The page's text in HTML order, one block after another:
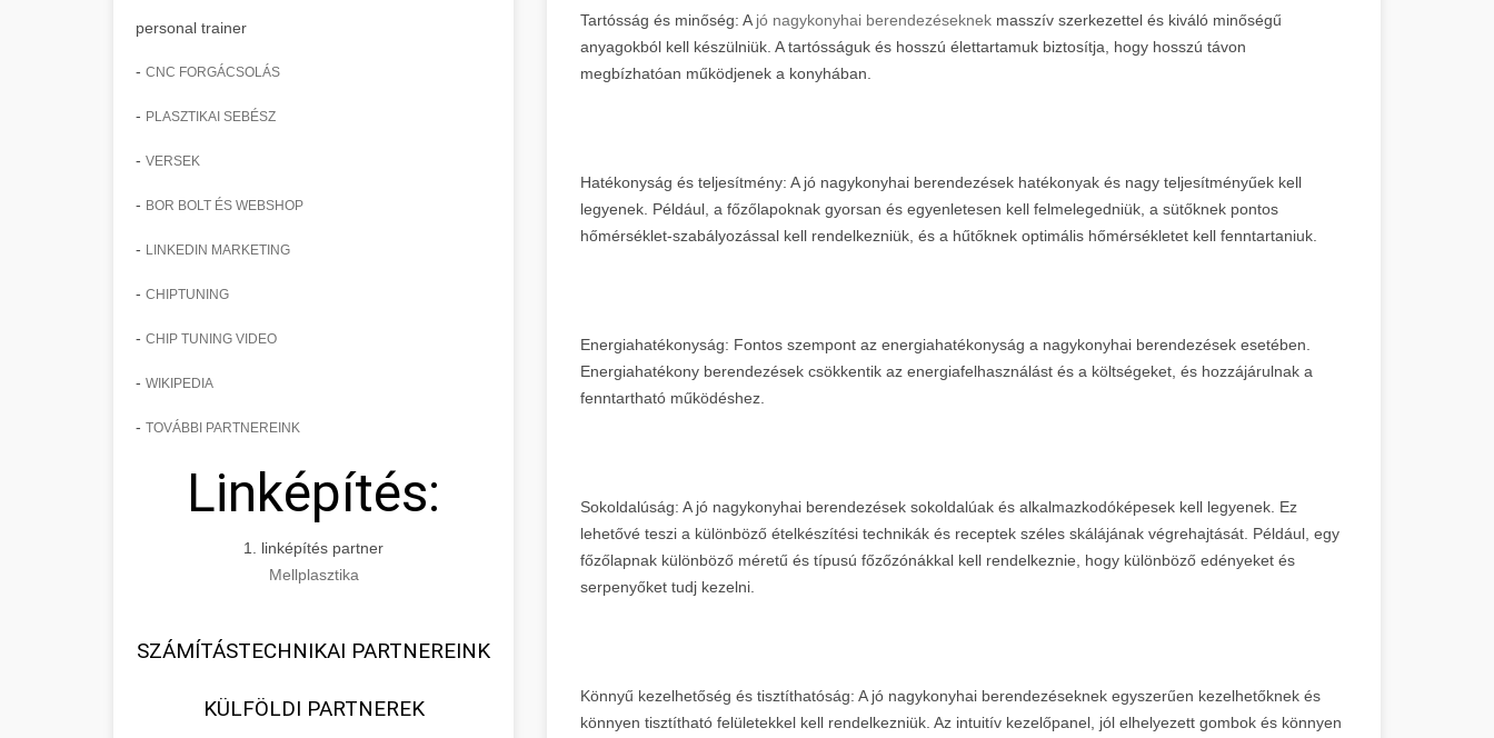
personal trainer
- CNC FORGÁCSOLÁS
- PLASZTIKAI SEBÉSZ
- VERSEK
- BOR BOLT ÉS WEBSHOP
- LINKEDIN MARKETING
- CHIPTUNING
- CHIP TUNING VIDEO
- WIKIPEDIA
- TOVÁBBI PARTNEREINK
Linképítés:
1. linképítés partner
Mellplasztika
SZÁMÍTÁSTECHNIKAI PARTNEREINK
KÜLFÖLDI PARTNEREK
Tartósság és minőség: A jó nagykonyhai berendezéseknek masszív szerkezettel és kiváló minőségű
anyagokból kell készülniük. A tartósságuk és hosszú élettartamuk biztosítja, hogy hosszú távon
megbízhatóan működjenek a konyhában.
Hatékonyság és teljesítmény: A jó nagykonyhai berendezések hatékonyak és nagy teljesítményűek kell
legyenek. Például, a főzőlapoknak gyorsan és egyenletesen kell felmelegedniük, a sütőknek pontos
hőmérséklet-szabályozással kell rendelkezniük, és a hűtőknek optimális hőmérsékletet kell fenntartaniuk.
Energiahatékonyság: Fontos szempont az energiahatékonyság a nagykonyhai berendezések esetében.
Energiahatékony berendezések csökkentik az energiafelhasználást és a költségeket, és hozzájárulnak a
fenntartható működéshez.
Sokoldalúság: A jó nagykonyhai berendezések sokoldalúak és alkalmazkodóképesek kell legyenek. Ez
lehetővé teszi a különböző ételkészítési technikák és receptek széles skálájának végrehajtását. Például, egy
főzőlapnak különböző méretű és típusú főzőzónákkal kell rendelkeznie, hogy különböző edényeket és
serpenyőket tudj kezelni.
Könnyű kezelhetőség és tisztíthatóság: A jó nagykonyhai berendezéseknek egyszerűen kezelhetőknek és
könnyen tisztítható felületekkel kell rendelkezniük. Az intuitív kezelőpanel, jól elhelyezett gombok és könnyen